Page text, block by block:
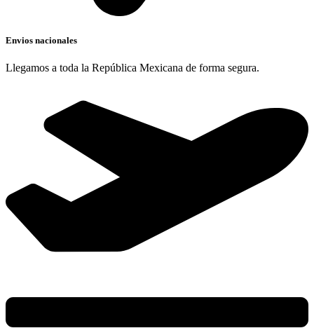
Envios nacionales
Llegamos a toda la República Mexicana de forma segura.